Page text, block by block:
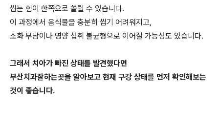
씹는 힘이 한쪽으로 쏠릴 수 있습니다.
이 과정에서 음식물을 충분히 씹기 어려워지고,
소화 부담이나 영양 섭취 불균형으로 이어질 가능성도 있습니다.
그래서 치아가 빠진 상태를 발견했다면
부산치과잘하는곳을 알아보고 현재 구강 상태를 먼저 확인해보는
것이 좋습니다.